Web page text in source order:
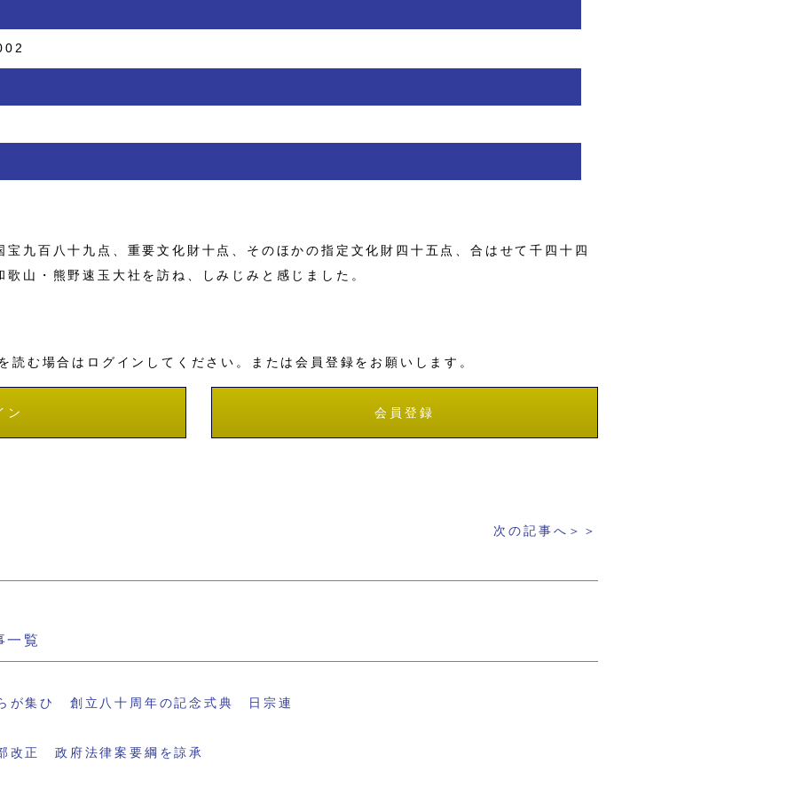
九百八十九点、重要文化財十点、そのほかの指定文化財四十五点、合はせて千四十四
山・熊野速玉大社を訪ね、しみじみと感じました。
読む場合はログインしてください。または会員登録をお願いします。
ン 会員登録
次の記事へ＞＞
一覧
が集ひ 創立八十周年の記念式典 日宗連
改正 政府法律案要綱を諒承